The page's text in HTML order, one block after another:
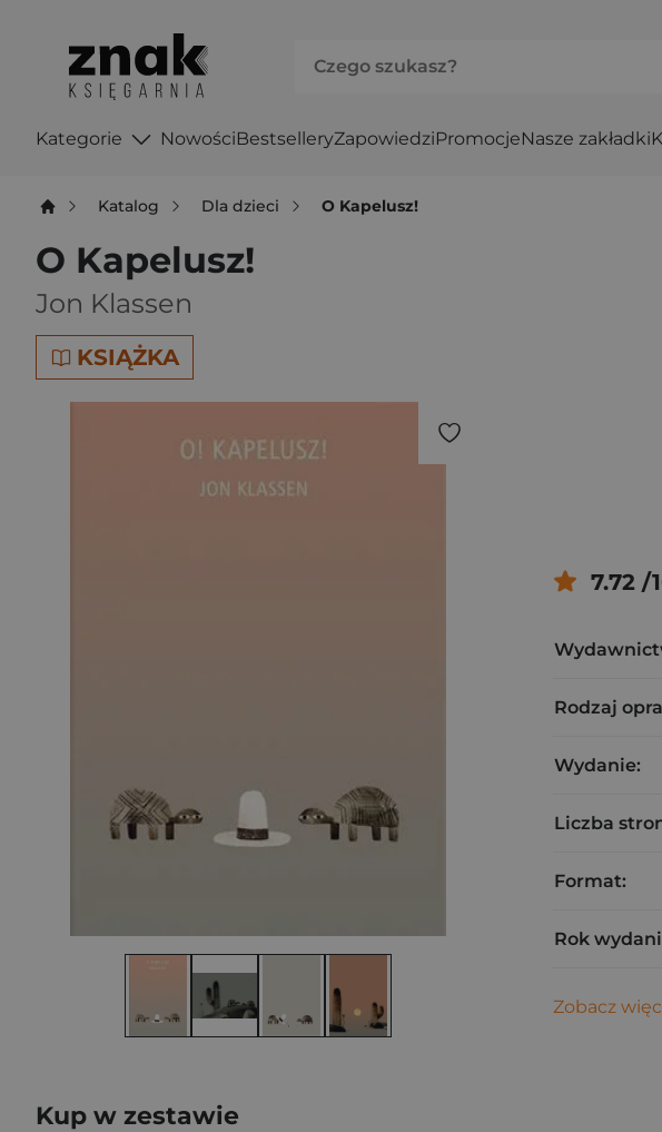
Kategorie NowościBestselleryZapowiedziPromocjeNasze zakładki
Katalog Dla dzieci O Kapelusz!
O Kapelusz!
Jon Klassen
KSIĄŻKA
7.72 /
Rodzaj
Wydanie:
Liczba
Format:
Rok
Zobacz
Kup w zestawie